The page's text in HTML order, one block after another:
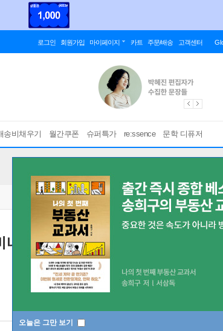
로그인 회원가입 마이페이지 카트 주문/배송 고객센터
송비채우기 월간쿠폰 슈퍼특가 re:ssence 문학 디퓨저
오늘은 그만 보기
북+책갈피볼펜세트+노트+수